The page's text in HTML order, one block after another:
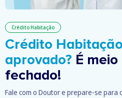
Crédito Habitação
Crédito
aprovado? É
fechado!
Fale com o Doutor e prepare-se para